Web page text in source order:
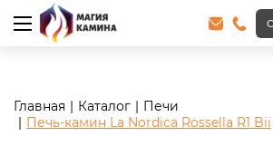
<meta name="robots"
Главная Каталог
Печи
Печь-камин La Nordica Rossella R1 Bii